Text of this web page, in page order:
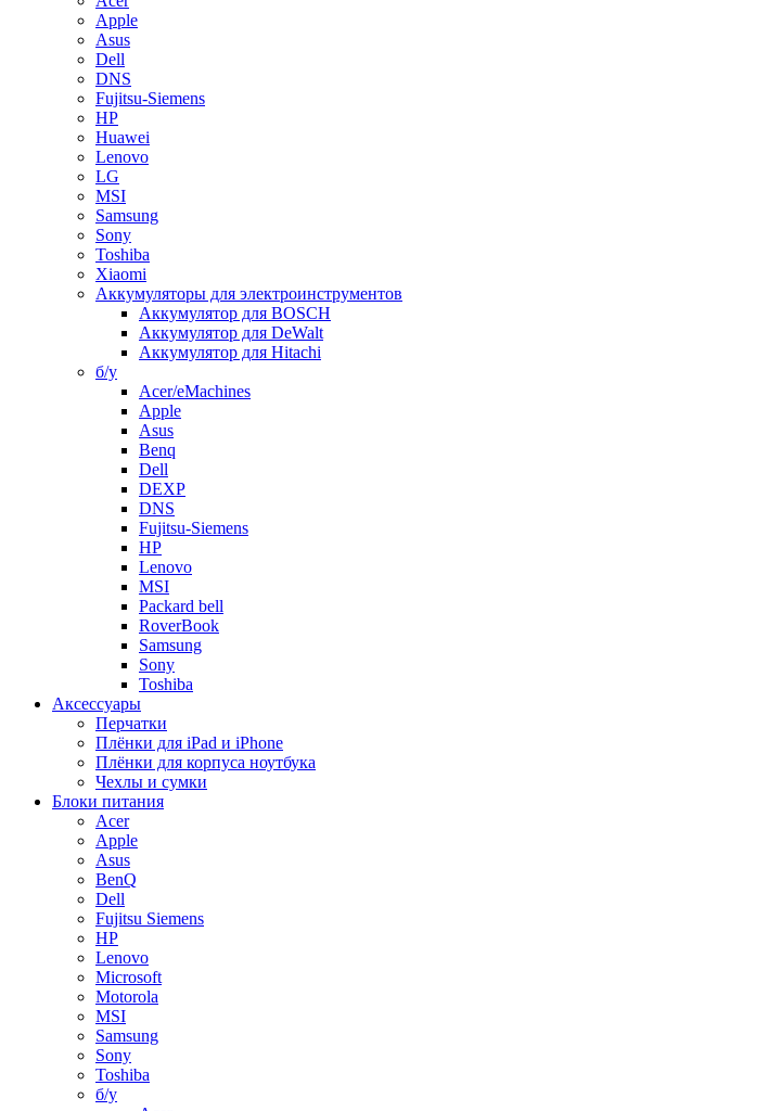
Apple
Asus
Dell
DNS
Fujitsu-Siemens
HP
Huawei
Lenovo
LG
MSI
Samsung
Sony
Toshiba
Xiaomi
Аккумуляторы для электроинструментов
Аккумулятор для BOSCH
Аккумулятор для DeWalt
Аккумулятор для Hitachi
б/у
Acer/eMachines
Apple
Asus
Benq
Dell
DEXP
DNS
Fujitsu-Siemens
HP
Lenovo
MSI
Packard bell
RoverBook
Samsung
Sony
Toshiba
Аксессуары
Перчатки
Плёнки для iPad и iPhone
Плёнки для корпуса ноутбука
Чехлы и сумки
Блоки питания
Acer
Apple
Asus
BenQ
Dell
Fujitsu Siemens
HP
Lenovo
Microsoft
Motorola
MSI
Samsung
Sony
Toshiba
б/у